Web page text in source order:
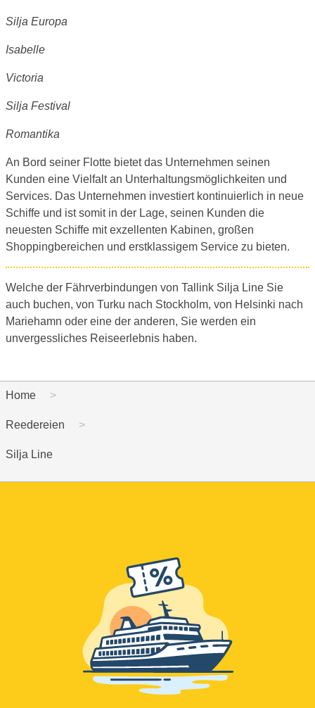
Silja Europa
Isabelle
Victoria
Silja Festival
Romantika
An Bord seiner Flotte bietet das Unternehmen seinen
Kunden eine Vielfalt an Unterhaltungsmöglichkeiten und
Services. Das Unternehmen investiert kontinuierlich in neue
Schiffe und ist somit in der Lage, seinen Kunden die
neuesten Schiffe mit exzellenten Kabinen, großen
Shoppingbereichen und erstklassigem Service zu bieten.
Welche der Fährverbindungen von Tallink Silja Line Sie
auch buchen, von Turku nach Stockholm, von Helsinki nach
Mariehamn oder eine der anderen, Sie werden ein
unvergessliches Reiseerlebnis haben.
Home
Reedereien
Silja Line